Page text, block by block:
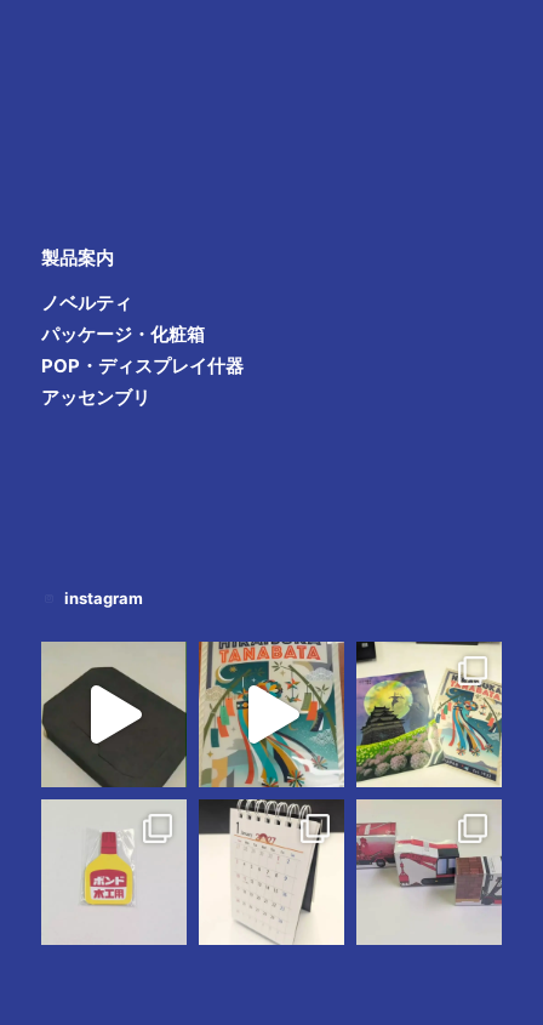
製品案内
ノベルティ
パッケージ・化粧箱
POP・ディスプレイ什器
アッセンブリ
instagram